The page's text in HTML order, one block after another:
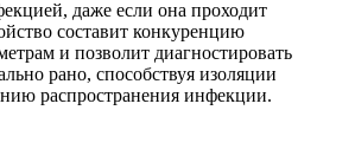
даже если она проходит
составит конкуренцию
и позволит диагностировать
рано, способствуя изоляции
распространения инфекции.